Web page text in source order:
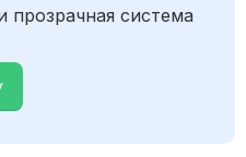
прозрачная система